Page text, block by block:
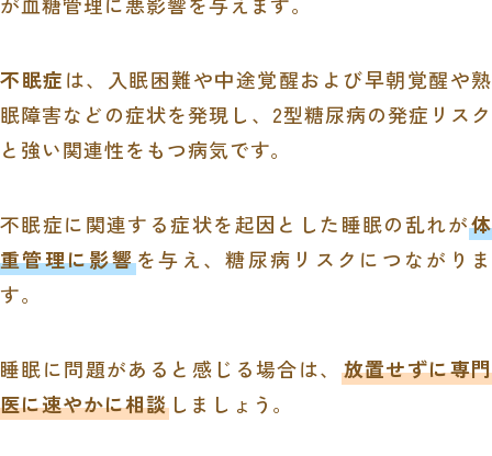
不眠症は、入眠困難や中途覚醒および早朝覚醒や熟
眠障害などの症状を発現し、2型糖尿病の発症リスク
と強い関連性をもつ病気です。
不眠症に関連する症状を起因とした睡眠の乱れが体
重管理に影響を与え、糖尿病リスクにつながりま
す。
睡眠に問題があると感じる場合は、 放置せずに専門
医に速やかに相談しましょう。